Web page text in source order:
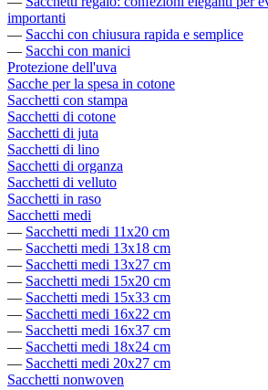
importanti
— Sacchi con chiusura rapida e semplice
— Sacchi con manici
Protezione dell'uva
Sacche per la spesa in cotone
Sacchetti con stampa
Sacchetti di cotone
Sacchetti di juta
Sacchetti di lino
Sacchetti di organza
Sacchetti di velluto
Sacchetti in raso
Sacchetti medi
— Sacchetti medi 11x20 cm
— Sacchetti medi 13x18 cm
— Sacchetti medi 13x27 cm
— Sacchetti medi 15x20 cm
— Sacchetti medi 15x33 cm
— Sacchetti medi 16x22 cm
— Sacchetti medi 16x37 cm
— Sacchetti medi 18x24 cm
— Sacchetti medi 20x27 cm
Sacchetti nonwoven